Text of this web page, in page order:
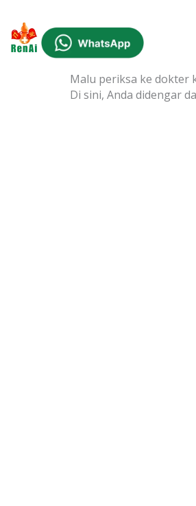
Malu periksa ke dokter
Di sini, Anda didengar